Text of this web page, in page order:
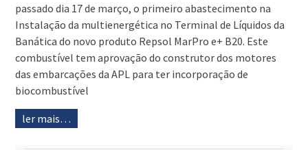
passado dia 17 de março, o primeiro abastecimento na
Instalação da multienergética no Terminal de Líquidos da
Banática do novo produto Repsol MarPro e+ B20. Este
combustível tem aprovação do construtor dos motores
das embarcações da APL para ter incorporação de
biocombustível
ler mais…